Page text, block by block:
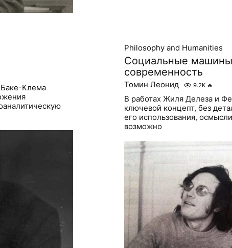
Баке-Клема
Philosophy and Humanities
Социальные
современность
Томин Леонид 9.2K 🔥
В работах Жиля Делеза и
ключевой концепт, без
его использования,
возможно